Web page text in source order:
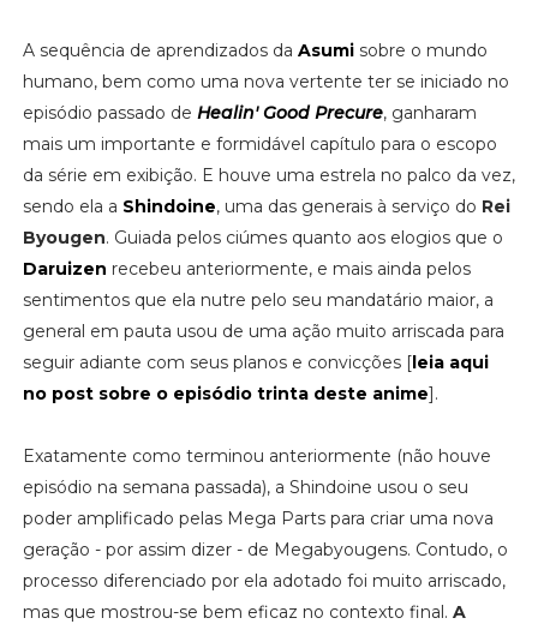
A sequência de aprendizados da Asumisobre o mundo
humano, bem como uma nova vertente ter se iniciado no
episódio passado de Healin' Good Precure, ganharam
mais um importante e formidável capítulo para o escopo
da série em exibição. E houve uma estrela no palco da vez,
sendo ela a Shindoine, uma das generais à serviço do Rei
Byougen. Guiada pelos ciúmes quanto aos elogios que o
Daruizen recebeu anteriormente, e mais ainda pelos
sentimentos que ela nutre pelo seu mandatário maior, a
general em pauta usou de uma ação muito arriscada para
seguir adiante com seus planos e convicções [leia aqui
no post sobre o episódio trinta deste anime].
Exatamente como terminou anteriormente (não houve
episódio na semana passada), a Shindoine usou o seu
poder amplificado pelas Mega Parts para criar uma nova
geração - por assim dizer - de Megabyougens. Contudo, o
processo diferenciado por ela adotado foi muito arriscado,
mas que mostrou-se bem eficaz no contexto final. A